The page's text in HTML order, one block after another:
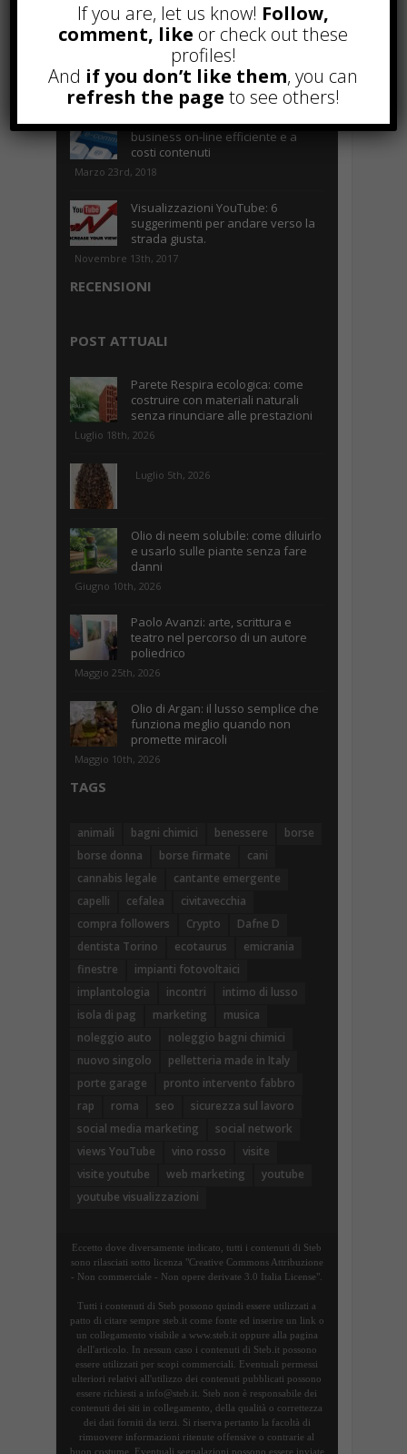
Novembre 2nd, 2017
Parcheggiare low-cost a Torino
Caselle
Gennaio 24th, 2017
Consigli per intraprendere un
business on-line efficiente e a
costi contenuti
Marzo 23rd, 2018
Visualizzazioni YouTube: 6
suggerimenti per andare verso la
strada giusta.
Novembre 13th, 2017
RECENSIONI
POST ATTUALI
Parete Respira ecologica: come
costruire con materiali naturali
senza rinunciare alle prestazioni
Luglio 18th, 2026
Luglio 5th, 2026
Olio di neem solubile: come diluirlo
e usarlo sulle piante senza fare
danni
Giugno 10th, 2026
Paolo Avanzi: arte, scrittura e
teatro nel percorso di un autore
poliedrico
Maggio 25th, 2026
Olio di Argan: il lusso semplice che
funziona meglio quando non
promette miracoli
Maggio 10th, 2026
TAGS
animali bagni chimici benessere
borse
borse donna
borse firmate
cani
cannabis legale
cantante emergente
capelli
cefalea
civitavecchia
compra followers
Crypto
Dafne D
dentista Torino
ecotaurus
emicrania
finestre
impianti fotovoltaici
implantologia
incontri
intimo di lusso
isola di pag
marketing
musica
noleggio auto
noleggio bagni chimici
nuovo singolo
pelletteria made in Italy
porte garage
pronto intervento fabbro
rap
roma seo
sicurezza sul lavoro
social media marketing
social network
views YouTube
vino rosso
visite
visite youtube
web marketing
youtube
youtube visualizzazioni
Eccetto dove diversamente indicato, tutti i contenuti di Steb
sono rilasciati sotto licenza "Creative Commons Attribuzione
- Non commerciale - Non opere derivate 3.0 Italia License".
Tutti i contenuti di Steb possono quindi essere utilizzati a
patto di citare sempre steb.it come fonte ed inserire un link o
un collegamento visibile a www.steb.it oppure alla pagina
dell'articolo. In nessun caso i contenuti di Steb.it possono
essere utilizzati per scopi commerciali. Eventuali permessi
ulteriori relativi all'utilizzo dei contenuti pubblicati possono
essere richiesti a info@steb.it. Steb non è responsabile dei
contenuti dei siti in collegamento, della qualità o correttezza
dei dati forniti da terzi. Si riserva pertanto la facoltà di
rimuovere informazioni ritenute offensive o contrarie al
buon costume. Eventuali segnalazioni possono essere inviate
If you are, let us know! Follow,
comment, like or check out these
profiles!
And if you don’t like them, you can
refresh the page to see others!